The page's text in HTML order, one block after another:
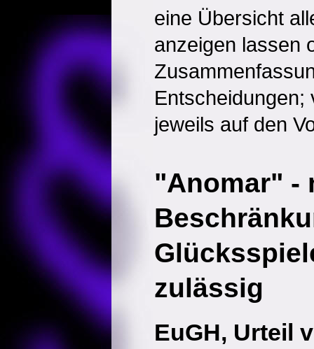
eine Übersicht
anzeigen lassen
Entscheidungen;
jeweils auf den
"Anomar" -
zulässig
EuGH, Urteil